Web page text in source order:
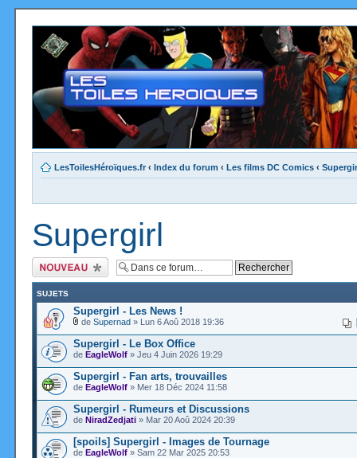
LesToilesHéroïques.fr ‹ Index du forum ‹ Les films DC Comics ‹
Supergirl
Ecrire un nouveau
sujet
SUJETS
Supergirl - Les News !
de Supernad » Lun 6 Aoû 2018 19:36
Supergirl - Le Box Office
de EagleWolf » Jeu 4 Juin 2026 19:29
Supergirl - Fan arts, trouvailles
de EagleWolf » Mer 18 Déc 2024 11:58
Supergirl - Rumeurs et Discussions
de NiradZedjati » Mar 20 Aoû 2024 20:39
[spoils] Supergirl - Images de Tournage
de EagleWolf » Sam 22 Mar 2025 20:53